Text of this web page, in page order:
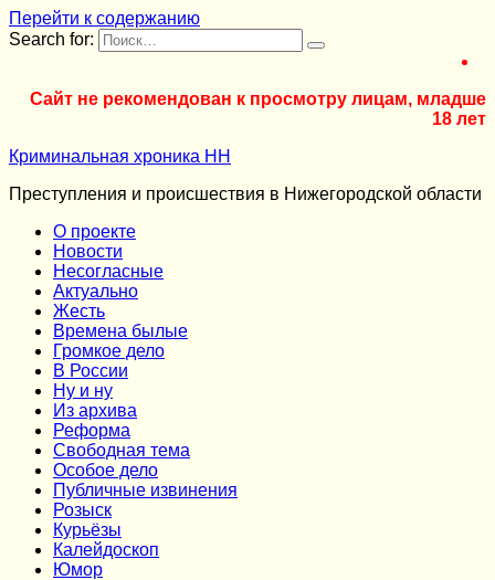
Перейти к содержанию
Search for:
Сайт не рекомендован к просмотру лицам, младше
18 лет
Криминальная хроника НН
Преступления и происшествия в Нижегородской области
О проекте
Новости
Несогласные
Актуально
Жесть
Времена былые
Громкое дело
В России
Ну и ну
Из архива
Реформа
Cвободная тема
Особое дело
Публичные извинения
Розыск
Курьёзы
Калейдоскоп
Юмор